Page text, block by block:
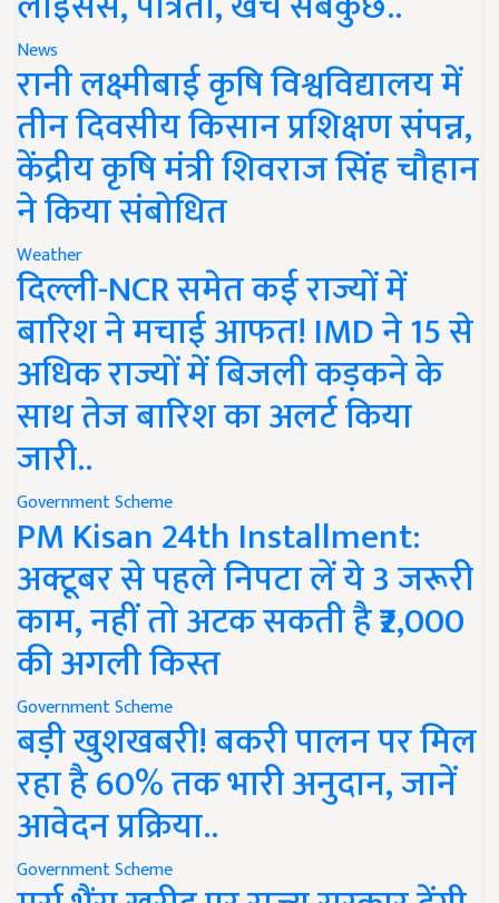
News
रानी लक्ष्मीबाई कृषि विश्वविद्यालय में
तीन दिवसीय किसान प्रशिक्षण संपन्न,
केंद्रीय कृषि मंत्री शिवराज सिंह चौहान
ने किया संबोधित
Weather
दिल्ली-NCR समेत कई राज्यों में
बारिश ने मचाई आफत! IMD ने 15 से
अधिक राज्यों में बिजली कड़कने के
साथ तेज बारिश का अलर्ट किया
जारी..
Government Scheme
PM Kisan 24th Installment:
अक्टूबर से पहले निपटा लें ये 3 जरूरी
काम, नहीं तो अटक सकती है ₹2,000
की अगली किस्त
Government Scheme
बड़ी खुशखबरी! बकरी पालन पर मिल
रहा है 60% तक भारी अनुदान, जानें
आवेदन प्रक्रिया..
Government Scheme